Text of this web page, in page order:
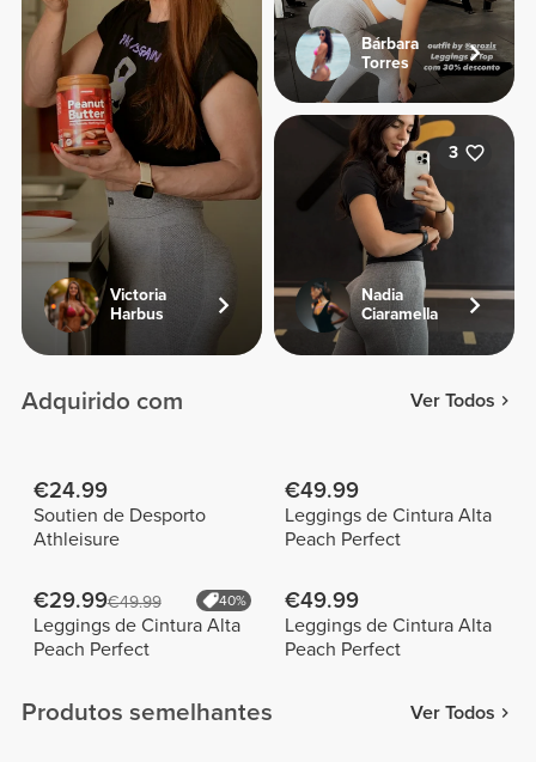
Victoria
Harbus
Bárbara
Torres
3
Nadia
Ciaramella
Adquirido com Ver Todos
€24.99
Soutien de Desporto
Athleisure
€49.99
Leggings de Cintura Alta
Peach Perfect
€29.99€49.99 40%
Leggings de Cintura Alta
Peach Perfect
€49.99
Leggings de Cintura Alta
Peach Perfect
Produtos semelhantes Ver Todos